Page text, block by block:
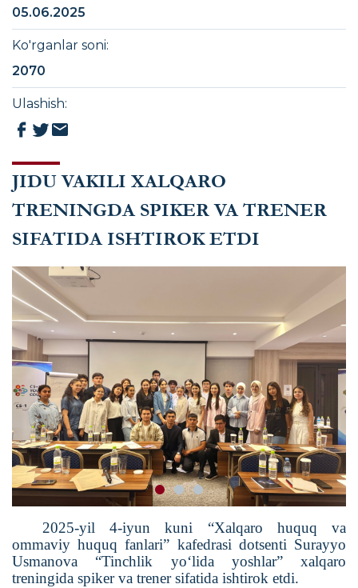
JIDU VAKILI XALQARO
TRENINGDA SPIKER VA TRENER
SIFATIDA ISHTIROK ETDI
2025-yil 4-iyun kuni “Xalqaro huquq va
ommaviy huquq fanlari” kafedrasi dotsenti Surayyo
Usmanova “Tinchlik yo‘lida yoshlar” xalqaro
treningida spiker va trener sifatida ishtirok etdi.
05.06.2025
Ko'rganlar soni:
2070
Ulashish: